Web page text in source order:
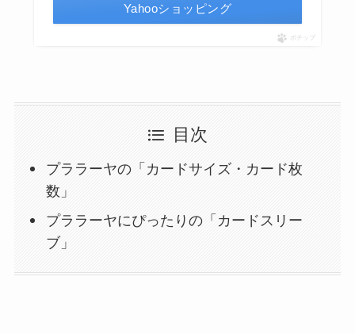
Yahooショッピング
ポチップ
目次
プララーヤの「カードサイズ・カード枚
数」
プララーヤにぴったりの「カードスリー
ブ」